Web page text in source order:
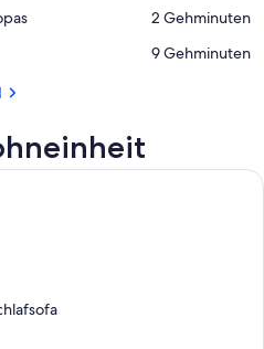
‪2 Gehminuten‬
‪9 Gehminuten‬